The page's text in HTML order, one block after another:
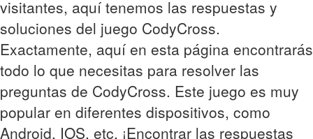
visitantes, aquí tenemos las respuestas y
soluciones del juego CodyCross.
Exactamente, aquí en esta página encontrarás
todo lo que necesitas para resolver las
preguntas de CodyCross. Este juego es muy
popular en diferentes dispositivos, como
Android, IOS, etc. ¡Encontrar las respuestas